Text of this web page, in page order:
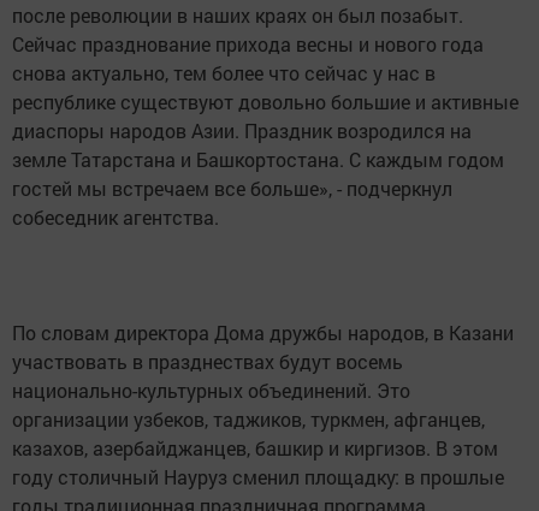
после революции в наших краях он был позабыт.
Сейчас празднование прихода весны и нового года
снова актуально, тем более что сейчас у нас в
республике существуют довольно большие и активные
диаспоры народов Азии. Праздник возродился на
земле Татарстана и Башкортостана. С каждым годом
гостей мы встречаем все больше», - подчеркнул
собеседник агентства.